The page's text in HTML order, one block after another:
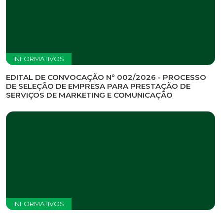
INFORMATIVOS
EDITAL DE CONVOCAÇÃO Nº 002/2026 - PROCESSO
DE SELEÇÃO DE EMPRESA PARA PRESTAÇÃO DE
SERVIÇOS DE MARKETING E COMUNICAÇÃO
INFORMATIVOS